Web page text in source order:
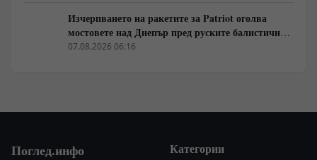
Изчерпването на ракетите за Patriot оголва
мостовете над Днепър пред руските балистични
удари
07.08.2026 06:16
Поглед.инфо Категории